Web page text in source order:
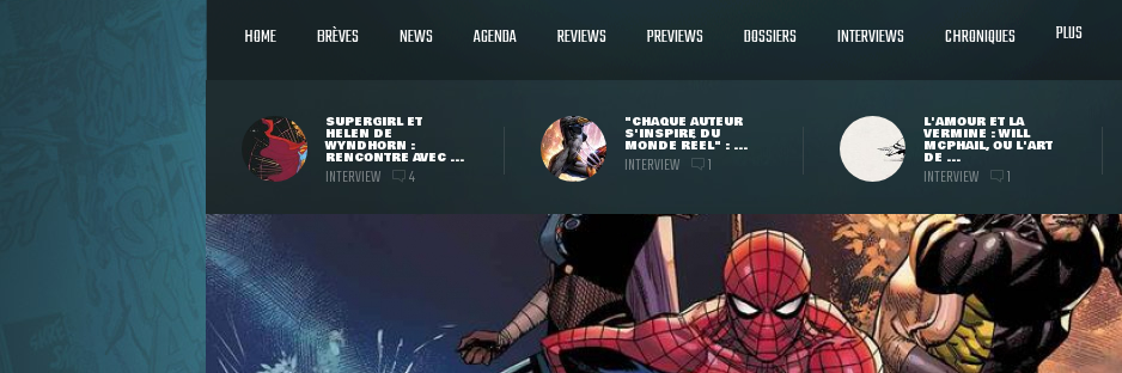
HOME BRÈVES NEWS AGENDA REVIEWS PREVIEWS DOSSIERS INTERVIEWS CHRONIQUES PLUS
SUPERGIRL ET
HELEN DE
WYNDHORN :
RENCONTRE AVEC ...
INTERVIEW 4
"CHAQUE AUTEUR
S'INSPIRE DU
MONDE RÉEL" : ...
INTERVIEW 1
L'AMOUR ET LA
VERMINE : WILL
MCPHAIL, OU L'ART
DE ...
INTERVIEW 1